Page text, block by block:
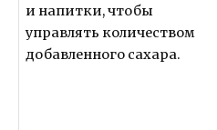
и напитки, чтобы
управлять количеством
добавленного сахара.